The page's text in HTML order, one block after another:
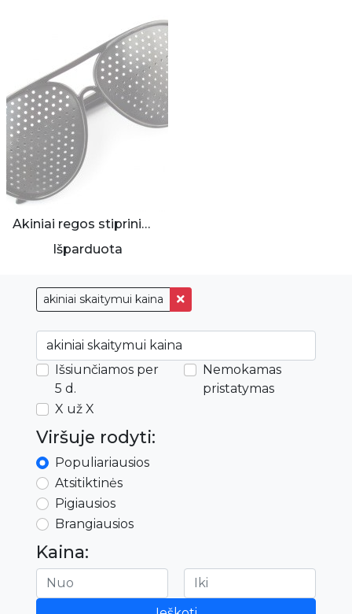
akiniai skaitymui kaina
Išsiunčiamos per
5 d.
Nemokamas
pristatymas
X už X
Viršuje rodyti:
Populiariausios
Atsitiktinės
Pigiausios
Brangiausios
Kaina:
Akiniai regos stiprinimui
Išparduota